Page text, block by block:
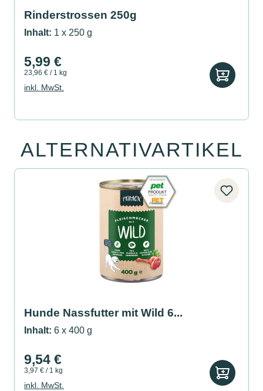
Rinderstrossen 250g
Inhalt: 1 x 250 g
5,99 €
23,96 € / 1 kg
inkl. MwSt.
Produktgalerie überspringen
ALTERNATIVARTIKEL
Hunde Nassfutter mit Wild 6...
Inhalt: 6 x 400 g
9,54 €
3,97 € / 1 kg
inkl. MwSt.